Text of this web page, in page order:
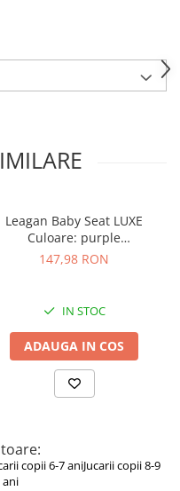
aduce un plus de veselie
intemperii
Leagan Baby Seat LUXE
Culoare: purple
(RAL4006)/lime green,
147,98 RON
IN STOC
ADAUGA IN COS
copii 6-7 aniJucarii copii 8-9
ani